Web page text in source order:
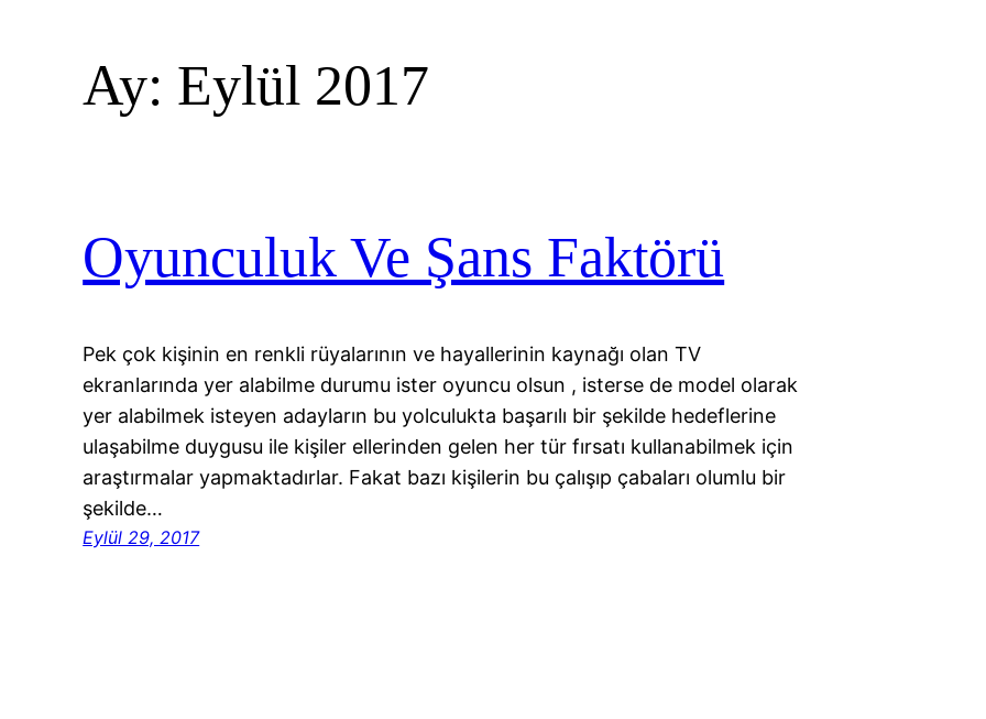
Ay: Eylül 2017
Oyunculuk Ve Şans Faktörü
Pek çok kişinin en renkli rüyalarının ve hayallerinin kaynağı olan TV
ekranlarında yer alabilme durumu ister oyuncu olsun , isterse de model olarak
yer alabilmek isteyen adayların bu yolculukta başarılı bir şekilde hedeflerine
ulaşabilme duygusu ile kişiler ellerinden gelen her tür fırsatı kullanabilmek için
araştırmalar yapmaktadırlar. Fakat bazı kişilerin bu çalışıp çabaları olumlu bir
şekilde…
Eylül 29, 2017